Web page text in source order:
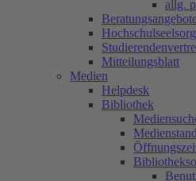
allg.
Mitteilungsblatt
Medien
Helpdesk
Bibliothek